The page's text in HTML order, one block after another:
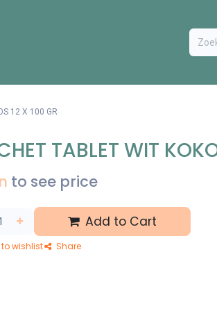
12 X 100 GR
TABLET WIT
to see price
Add to Cart
wishlist Share